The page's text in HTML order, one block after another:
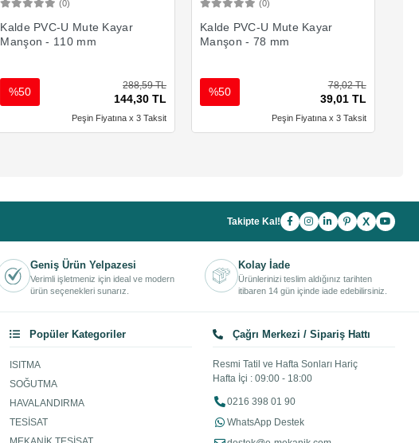
(0)
Kalde PVC-U Mute Kayar
Manşon - 110 mm
288,59 TL
144,30 TL
%50
Peşin Fiyatına x 3 Taksit
(0)
Kalde PVC-U Mute Kayar
Manşon - 78 mm
78,02 TL
39,01 TL
%50
Peşin Fiyatına x 3 Taksit
Takipte Kal! X
Geniş Ürün Yelpazesi
Verimli işletmeniz için ideal ve modern
ürün seçenekleri sunarız.
Kolay İade
Ürünlerinizi teslim aldığınız tarihten
itibaren 14 gün içinde iade edebilirsiniz.
Popüler Kategoriler
ISITMA
SOĞUTMA
HAVALANDIRMA
TESİSAT
Çağrı Merkezi / Sipariş Hattı
Resmi Tatil ve Hafta Sonları Hariç
Hafta İçi : 09:00 - 18:00
0216 398 01 90
WhatsApp Destek